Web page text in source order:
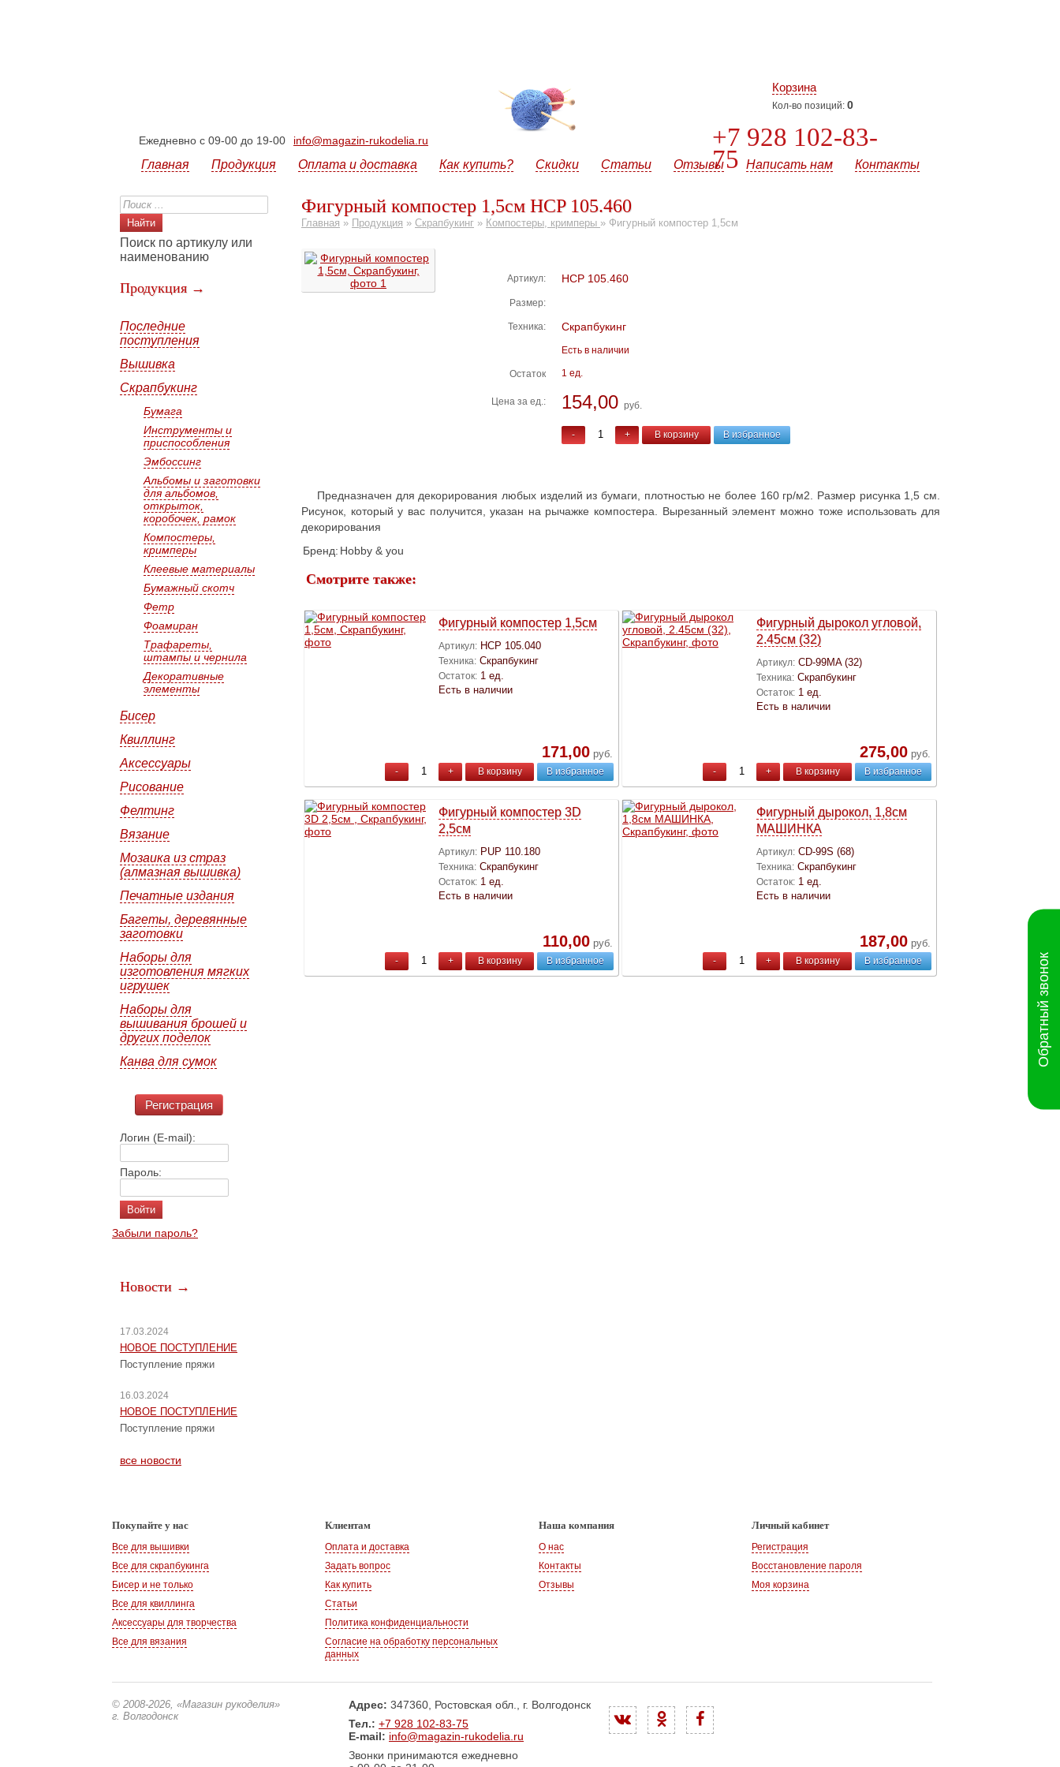
Корзина
Кол-во позиций: 0
+7 928 102-83-
75
Ежедневно с 09-00 до 19-00 info@magazin-rukodelia.ru
Главная Продукция Оплата и доставка Как купить? Скидки Статьи Отзывы Написать нам Контакты
Поиск по артикулу или
наименованию
Продукция →
Последние
поступления
Вышивка
Скрапбукинг
Бумага
Инструменты и
приспособления
Эмбоссинг
Альбомы и заготовки
для альбомов,
открыток,
коробочек, рамок
Компостеры,
кримперы
Клеевые материалы
Бумажный скотч
Фетр
Фоамиран
Трафареты,
штампы и чернила
Декоративные
элементы
Бисер
Квиллинг
Аксессуары
Рисование
Фелтинг
Вязание
Мозаика из страз
(алмазная вышивка)
Печатные издания
Багеты, деревянные
заготовки
Наборы для
изготовления мягких
игрушек
Наборы для
вышивания брошей и
других поделок
Канва для сумок
Регистрация
Логин (E-mail):
Пароль:
Забыли пароль?
Новости →
17.03.2024
НОВОЕ ПОСТУПЛЕНИЕ
Поступление пряжи
16.03.2024
НОВОЕ ПОСТУПЛЕНИЕ
Поступление пряжи
все новости
Фигурный компостер 1,5см HCP 105.460
Главная » Продукция » Скрапбукинг » Компостеры, кримперы » Фигурный компостер 1,5см
Артикул: HCP 105.460
Размер:
Техника: Скрапбукинг
Есть в наличии
Остаток 1 ед.
Цена за ед.: 154,00 руб.
- + В корзину В избранное
Предназначен для декорирования любых изделий из бумаги, плотностью не более 160 гр/м2. Размер рисунка 1,5 см.
Рисунок, который у вас получится, указан на рычажке компостера. Вырезанный элемент можно тоже использовать для
декорирования
Бренд: Hobby & you
Смотрите также:
Фигурный компостер 1,5см
Артикул: HCP 105.040
Техника: Скрапбукинг
Остаток: 1 ед.
Есть в наличии
171,00 руб.
- + В корзину В избранное
Фигурный дырокол угловой,
2.45cм (32)
Артикул: CD-99MA (32)
Техника: Скрапбукинг
Остаток: 1 ед.
Есть в наличии
275,00 руб.
- + В корзину В избранное
Фигурный компостер 3D
2,5см
Артикул: PUP 110.180
Техника: Скрапбукинг
Остаток: 1 ед.
Есть в наличии
110,00 руб.
- + В корзину В избранное
Фигурный дырокол, 1,8cм
МАШИНКА
Артикул: CD-99S (68)
Техника: Скрапбукинг
Остаток: 1 ед.
Есть в наличии
187,00 руб.
- + В корзину В избранное
Покупайте у нас
Все для вышивки
Все для скрапбукинга
Бисер и не только
Все для квиллинга
Аксессуары для творчества
Все для вязания
Клиентам
Оплата и доставка
Задать вопрос
Как купить
Статьи
Политика конфиденциальности
Согласие на обработку персональных
данных
Наша компания
О нас
Контакты
Отзывы
Личный кабинет
Регистрация
Восстановление пароля
Моя корзина
© 2008-2026, «Магазин рукоделия»
г. Волгодонск
Адрес: 347360, Ростовская обл., г. Волгодонск
Тел.: +7 928 102-83-75
E-mail: info@magazin-rukodelia.ru
Звонки принимаются ежедневно
Обратный звонок